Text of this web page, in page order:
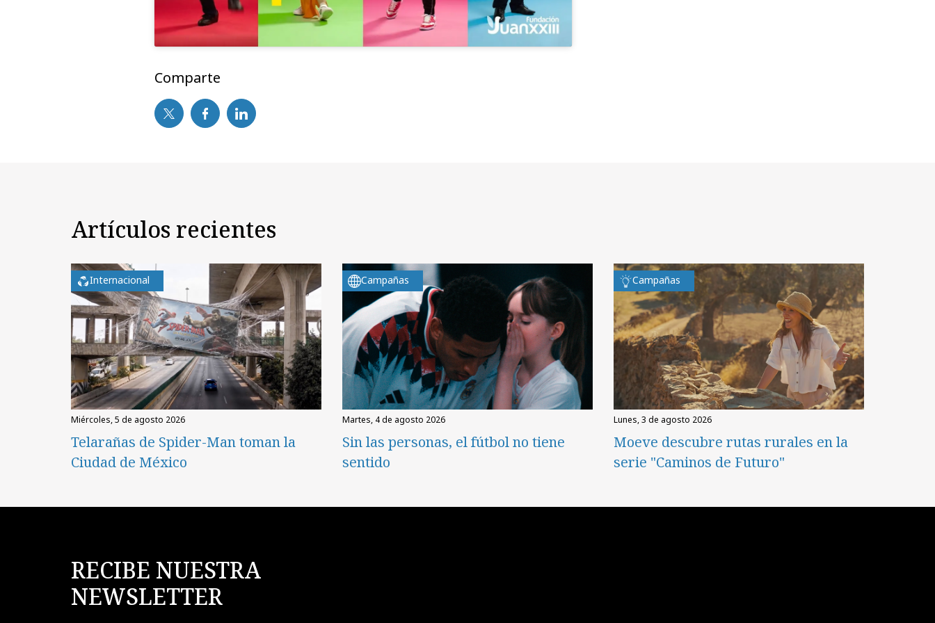
Comparte
Artículos recientes
Internacional
miércoles, 5 de agosto 2026
Telarañas de Spider-Man toman la
Ciudad de México
Campañas
martes, 4 de agosto 2026
Sin las personas, el fútbol no tiene
sentido
Campañas
lunes, 3 de agosto 2026
Moeve descubre rutas rurales en la
serie "Caminos de Futuro"
RECIBE NUESTRA
NEWSLETTER